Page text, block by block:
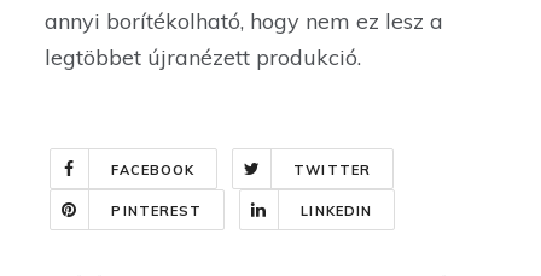
annyi borítékolható, hogy nem ez lesz a
legtöbbet újranézett produkció.
FACEBOOK TWITTER
PINTEREST LINKEDIN